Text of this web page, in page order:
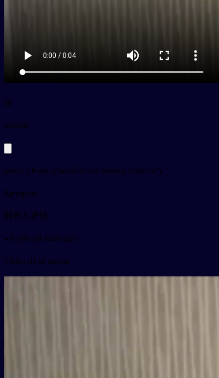
块
pykuài
piece, chunk (classifier for money, cake etc)
Ejemplos
我有九块钱
wǒ yǒu jiǔ kuài qián
Vídeo de la tarjeta